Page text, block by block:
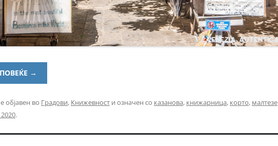
→
објавен во Градови, Книжевност и означен со казанова, книжарница, корто, малтезе
.